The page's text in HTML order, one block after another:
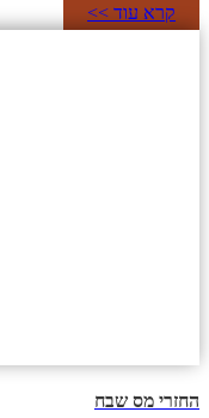
קרא עוד >>
החזרי מס שבח